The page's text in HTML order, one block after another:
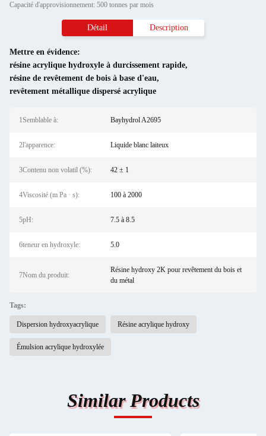
Capacité d'approvisionnement: 500 tonnes par mois
Détail Description
Mettre en évidence:
résine acrylique hydroxyle à durcissement rapide,
résine de revêtement de bois à base d'eau,
revêtement métallique dispersé acrylique
1Semblable à: Bayhydrol A2695
2l'apparence: Liquide blanc laiteux
3Contenu non volatil (%): 42 ± 1
4Viscosité (m Pa · s): 100 à 2000
5pH: 7.5 à 8.5
6teneur en hydroxyle: 5.0
7Nom du produit:
Résine hydroxy 2K pour revêtement du bois et
du métal
Tags:
Dispersion hydroxyacrylique Résine acrylique hydroxy
Émulsion acrylique hydroxylée
Similar Products